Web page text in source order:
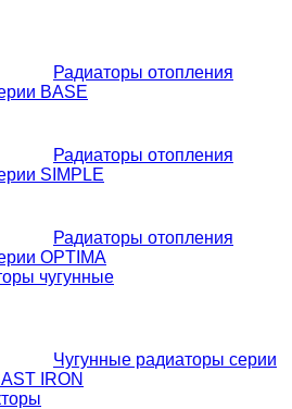
Радиаторы отопления
BASE
Радиаторы отопления
SIMPLE
Радиаторы отопления
OPTIMA
чугунные
Чугунные радиаторы серии
IRON